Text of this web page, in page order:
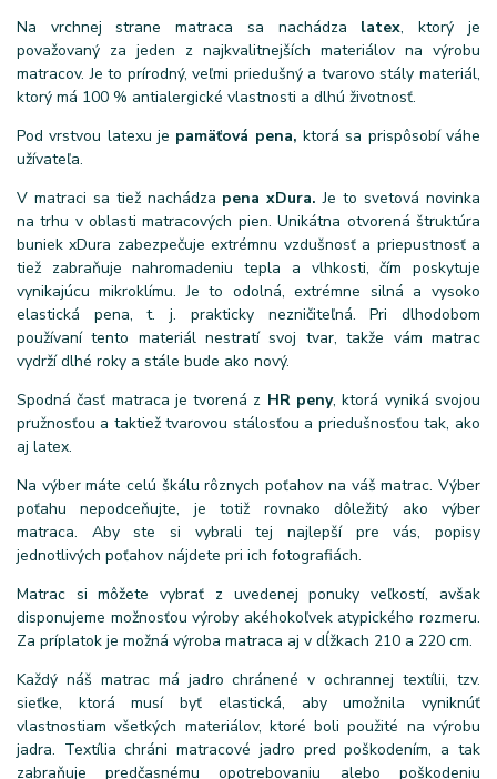
Na vrchnej strane matraca sa nachádza latex, ktorý je
považovaný za jeden z najkvalitnejších materiálov na výrobu
matracov. Je to prírodný, veľmi priedušný a tvarovo stály materiál,
ktorý má 100 % antialergické vlastnosti a dlhú životnosť.
Pod vrstvou latexu je pamäťová pena, ktorá sa prispôsobí váhe
užívateľa.
V matraci sa tiež nachádza pena xDura. Je to svetová novinka
na trhu v oblasti matracových pien. Unikátna otvorená štruktúra
buniek xDura zabezpečuje extrémnu vzdušnosť a priepustnosť a
tiež zabraňuje nahromadeniu tepla a vlhkosti, čím poskytuje
vynikajúcu mikroklímu. Je to odolná, extrémne silná a vysoko
elastická pena, t. j. prakticky nezničiteľná. Pri dlhodobom
používaní tento materiál nestratí svoj tvar, takže vám matrac
vydrží dlhé roky a stále bude ako nový.
Spodná časť matraca je tvorená z HR peny, ktorá vyniká svojou
pružnosťou a taktiež tvarovou stálosťou a priedušnosťou tak, ako
aj latex.
Na výber máte celú škálu rôznych poťahov na váš matrac. Výber
poťahu nepodceňujte, je totiž rovnako dôležitý ako výber
matraca. Aby ste si vybrali tej najlepší pre vás, popisy
jednotlivých poťahov nájdete pri ich fotografiách.
Matrac si môžete vybrať z uvedenej ponuky veľkostí, avšak
disponujeme možnosťou výroby akéhokoľvek atypického rozmeru.
Za príplatok je možná výroba matraca aj v dĺžkach 210 a 220 cm.
Každý náš matrac má jadro chránené v ochrannej textílii, tzv.
sieťke, ktorá musí byť elastická, aby umožnila vyniknúť
vlastnostiam všetkých materiálov, ktoré boli použité na výrobu
jadra. Textília chráni matracové jadro pred poškodením, a tak
zabraňuje predčasnému opotrebovaniu alebo poškodeniu